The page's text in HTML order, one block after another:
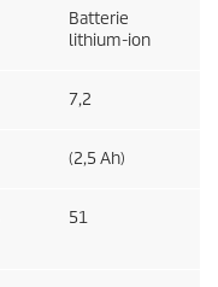
Batterie
lithium-ion
7,2
(2,5 Ah)
51